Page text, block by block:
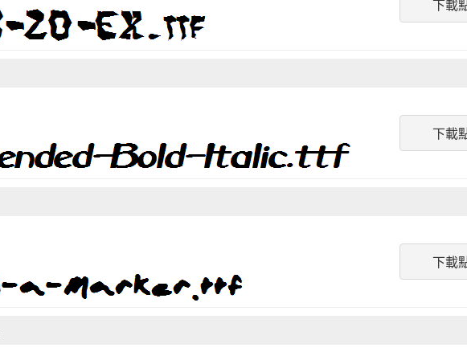
下載
下載
下載